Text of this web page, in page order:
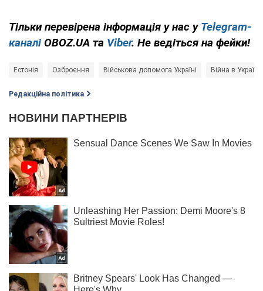
Тільки перевірена інформація у нас у Telegram-
каналі OBOZ.UA та Viber. Не ведіться на фейки!
Естонія Озброєння Військова допомога Україні Війна в Україні
Редакційна політика